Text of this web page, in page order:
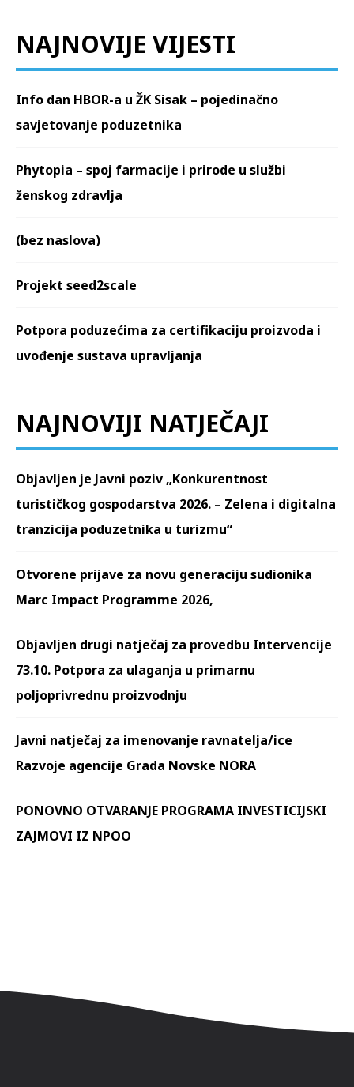
NAJNOVIJE VIJESTI
Info dan HBOR-a u ŽK Sisak – pojedinačno
savjetovanje poduzetnika
Phytopia – spoj farmacije i prirode u službi
ženskog zdravlja
(bez naslova)
Projekt seed2scale
Potpora poduzećima za certifikaciju proizvoda i
uvođenje sustava upravljanja
NAJNOVIJI NATJEČAJI
Objavljen je Javni poziv „Konkurentnost
turističkog gospodarstva 2026. – Zelena i digitalna
tranzicija poduzetnika u turizmu“
Otvorene prijave za novu generaciju sudionika
Marc Impact Programme 2026,
Objavljen drugi natječaj za provedbu Intervencije
73.10. Potpora za ulaganja u primarnu
poljoprivrednu proizvodnju
Javni natječaj za imenovanje ravnatelja/ice
Razvoje agencije Grada Novske NORA
PONOVNO OTVARANJE PROGRAMA INVESTICIJSKI
ZAJMOVI IZ NPOO